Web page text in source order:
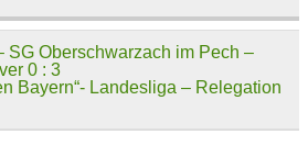
Oberschwarzach im Pech –
0 : 3
Bayern“- Landesliga – Relegation